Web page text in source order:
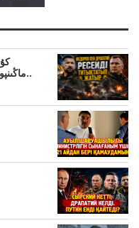
ماڭىنپوكروۆسكاپ، درون ماڭىنداعىنە ج..